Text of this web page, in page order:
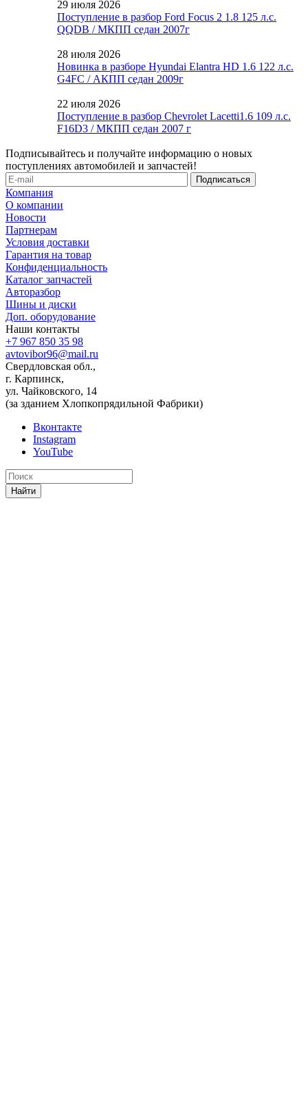
29 июля 2026
Поступление в разбор Ford Focus 2 1.8 125 л.с.
QQDB / МКПП седан 2007г
28 июля 2026
Новинка в разборе Hyundai Elantra HD 1.6 122 л.с.
G4FC / АКПП седан 2009г
22 июля 2026
Поступление в разбор Chevrolet Lacetti1.6 109 л.с.
F16D3 / МКПП седан 2007 г
Подписывайтесь и получайте информацию о новых
поступлениях автомобилей и запчастей!
Компания
О компании
Новости
Партнерам
Условия доставки
Гарантия на товар
Конфиденциальность
Каталог запчастей
Авторазбор
Шины и диски
Доп. оборудование
Наши контакты
+7 967 850 35 98
avtovibor96@mail.ru
Свердловская обл.,
г. Карпинск,
ул. Чайковского, 14
(за зданием Хлопкопрядильной Фабрики)
Вконтакте
Instagram
YouTube
Найти